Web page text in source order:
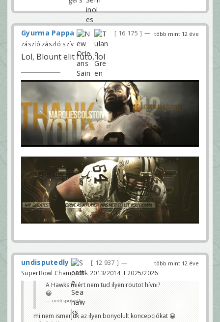
több mint 12 éve
Gyurma Pappa 16 175
—
zászló zászló szív
Lol, Blount elit futó, lol
több mint 12 éve
undisputedly 12 937
—
SuperBowl Champions 2013/2014 II 2025/2026
A Hawks miért nem tud ilyen routot hívni?
😀
undisputedly
mi nem ismerjük az ilyen bonyolult koncepciókat 😀